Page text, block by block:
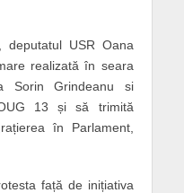
deputatul USR Oana
realizată în seara
Sorin Grindeanu si
13 și să trimită
în Parlament,
față de inițiativa